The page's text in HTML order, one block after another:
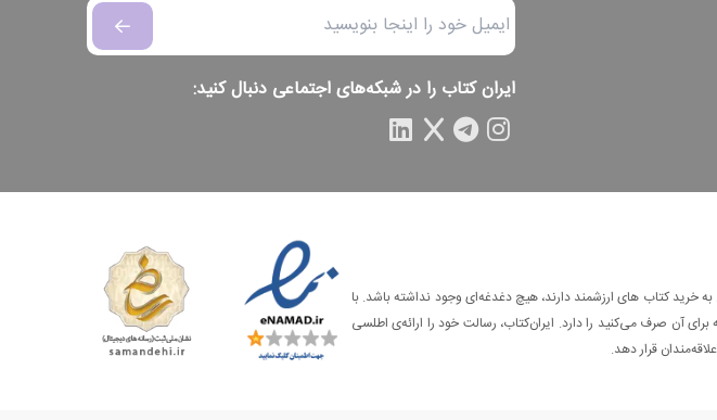
ایران کتاب را در شبکه‌های اجتماعی دنبال کنید:
خرید کتاب های ارزشمند دارند، هیچ دغدغه‌ای وجود نداشته باشد. با
آن صرف می‌کنید را دارد. ایران‌کتاب، رسالت خود را ارائه‌ی اطلسی
قرار دهد.